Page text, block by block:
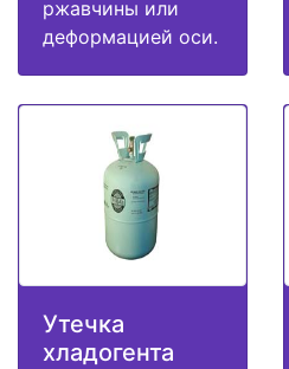
ржавчины или
деформацией оси.
Утечка
хладогента